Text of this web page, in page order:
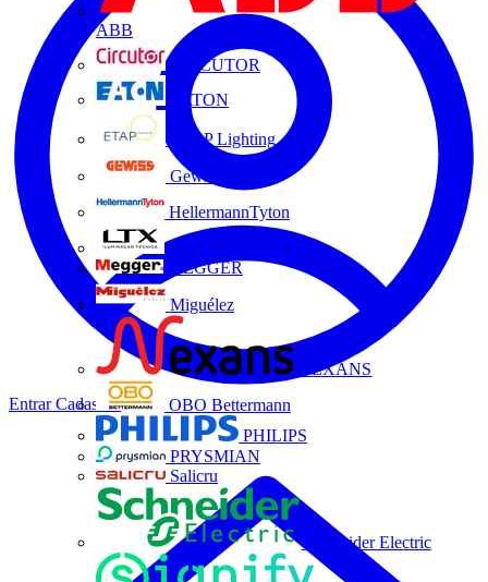
ABB
CIRCUTOR
EATON
ETAP Lighting
Gewiss
HellermannTyton
MEGGER
Miguélez
NEXANS
OBO Bettermann
PHILIPS
PRYSMIAN
Salicru
Schneider Electric
EntrarCadastrar